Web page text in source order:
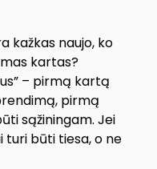
kažkas naujo, ko
kartas?
– pirmą kartą
pirmą
sąžiningam. Jei
turi būti tiesa, o ne